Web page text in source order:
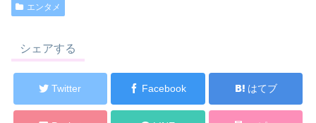
エンタメ
シェアする
Twitter Facebook はてブ